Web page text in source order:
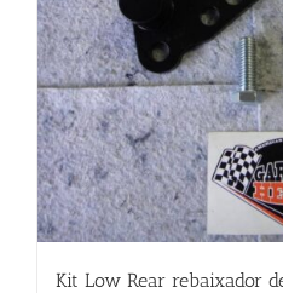
Kit Low Rear rebaixador